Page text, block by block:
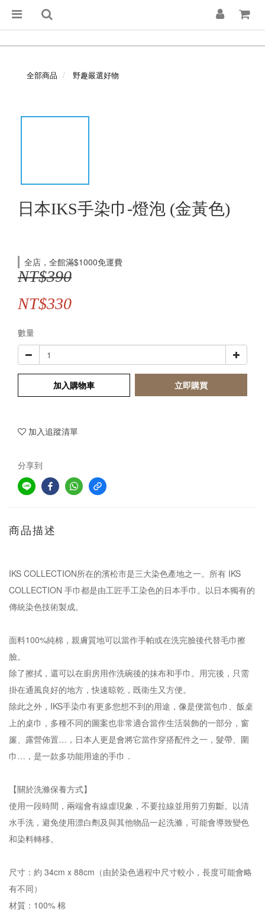
全部商品 野趣嚴選好物
日本IKS手染巾-燈泡 (金黃色)
全店，全館滿$1000免運費
NT$390
NT$330
數量
加入購物車 立即購買
加入追蹤清單
分享到
商品描述
IKS COLLECTION所在的濱松市是三大染色產地之一。所有 IKS
COLLECTION 手巾都是由工匠手工染色的日本手巾。以日本獨有的
傳統染色技術製成。
面料100%純棉，親膚質地可以當作手帕或在洗完臉後代替毛巾擦
臉。
除了擦拭，還可以在廚房用作洗碗後的抹布和手巾。用完後，只需
掛在通風良好的地方，快速晾乾，既衛生又方便。
除此之外，IKS手染巾有更多您想不到的用途，像是便當包巾、飯桌
上的桌巾，多種不同的圖案也非常適合當作生活裝飾的一部分，窗
簾、露營佈置…，日本人更是會將它當作穿搭配件之一，髮帶、圍
巾…，是一款多功能用途的手巾．
【關於洗滌保養方式】
使用一段時間，兩端會有線虛現象，不要拉線並用剪刀剪斷。以清
水手洗，避免使用漂白劑及與其他物品一起洗滌，可能會導致變色
和染料轉移。
尺寸：約 34cm x 88cm（由於染色過程中尺寸較小，長度可能會略
有不同）
材質：100% 棉